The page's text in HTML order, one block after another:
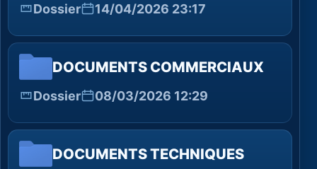
Dossier 14/04/2026 23:17
DOCUMENTS COMMERCIAUX
Dossier 08/03/2026 12:29
DOCUMENTS TECHNIQUES